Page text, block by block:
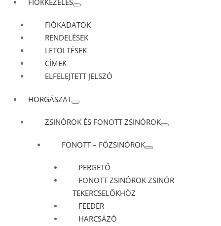
FIÓKKEZELÉS
FIÓKADATOK
RENDELÉSEK
LETÖLTÉSEK
CÍMEK
ELFELEJTETT JELSZÓ
HORGÁSZAT
ZSINÓROK ÉS FONOTT ZSINÓROK
FONOTT – FŐZSINÓROK
PERGETŐ
FONOTT ZSINÓROK ZSINÓR
TEKERCSELŐKHÖZ
FEEDER
HARCSÁZÓ